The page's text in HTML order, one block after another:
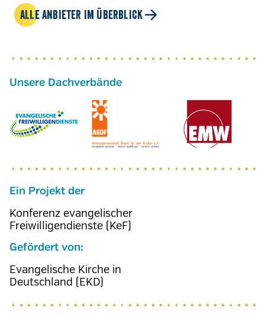
ALLE ANBIETER IM ÜBERBLICK
Ein Projekt der
Konferenz evangelischer
Freiwilligendienste (KeF)
Gefördert von:
Evangelische Kirche in
Deutschland (EKD)